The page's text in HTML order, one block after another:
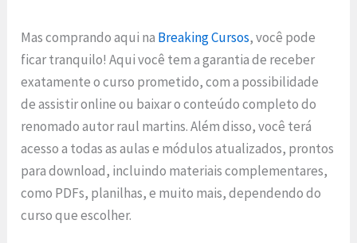
Mas comprando aqui na Breaking Cursos, você pode
ficar tranquilo! Aqui você tem a garantia de receber
exatamente o curso prometido, com a possibilidade
de assistir online ou baixar o conteúdo completo do
renomado autor raul martins. Além disso, você terá
acesso a todas as aulas e módulos atualizados, prontos
para download, incluindo materiais complementares,
como PDFs, planilhas, e muito mais, dependendo do
curso que escolher.